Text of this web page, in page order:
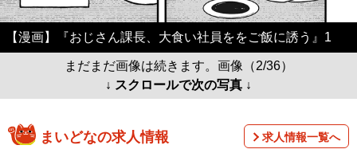
【漫画】『おじさん課長、大食い社員ををご飯に誘う』1
まだまだ画像は続きます。画像（2/36）
↓ スクロールで次の写真 ↓
まいどなの求人情報 求人情報一覧へ